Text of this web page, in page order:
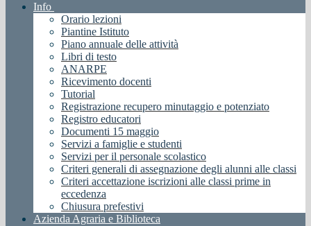
Info
Orario lezioni
Piantine Istituto
Piano annuale delle attività
Libri di testo
ANARPE
Ricevimento docenti
Tutorial
Registrazione recupero minutaggio e potenziato
Registro educatori
Documenti 15 maggio
Servizi a famiglie e studenti
Servizi per il personale scolastico
Criteri generali di assegnazione degli alunni alle classi
Criteri accettazione iscrizioni alle classi prime in
eccedenza
Chiusura prefestivi
Azienda Agraria e Biblioteca